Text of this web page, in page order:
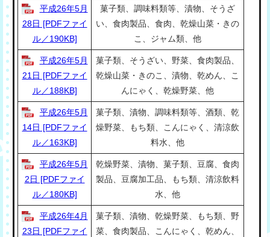
平成26年5月
28日 [PDFファイ
ル／190KB]
菓子類、調味料類等、漬物、そうざ
い、食肉製品、食肉、乾燥山菜・きの
こ、ジャム類、他
平成26年5月
21日 [PDFファイ
ル／188KB]
菓子類、そうざい、野菜、食肉製品、
乾燥山菜・きのこ、漬物、乾めん、こ
んにゃく、乾燥野菜、他
平成26年5月
14日 [PDFファイ
ル／163KB]
菓子類、漬物、調味料類等、酒類、乾
燥野菜、もち類、こんにゃく、清涼飲
料水、他
平成26年5月
2日 [PDFファイ
ル／180KB]
乾燥野菜、漬物、菓子類、豆腐、食肉
製品、豆腐加工品、もち類、清涼飲料
水、他
平成26年4月
23日 [PDFファイ
菓子類、漬物、乾燥野菜、もち類、野
菜、食肉製品、こんにゃく、乾めん、